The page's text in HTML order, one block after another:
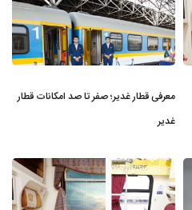
معرفی قطار غدیر؛ صفر تا صد امکانات قطار
غدیر